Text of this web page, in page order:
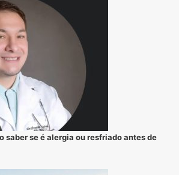
saber se é alergia ou resfriado antes de